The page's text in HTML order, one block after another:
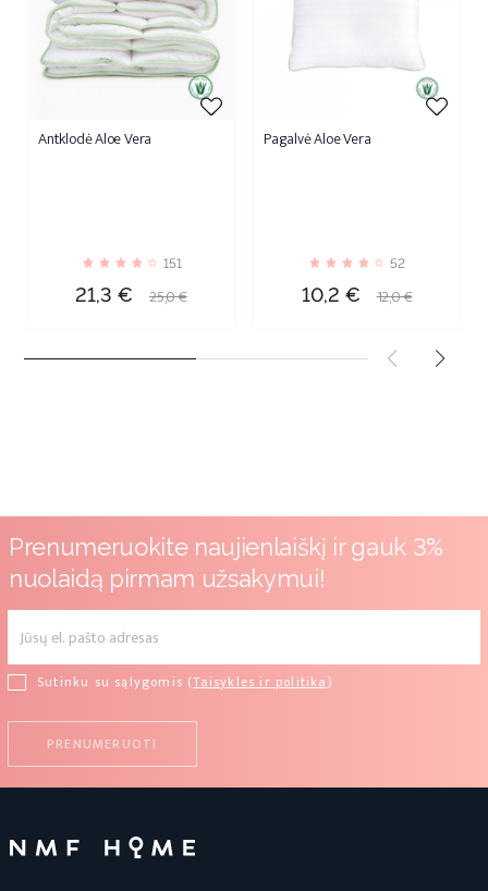
Antklodė Aloe Vera
151
Kaina
21,3 €
Bazinė
25,0 €
Pagalvė Aloe Vera
52
Kaina
10,2 €
Bazinė
12,0 €
Prenumeruokite naujienlaiškį ir gauk 3%
nuolaidą pirmam užsakymui!
Sutinku su sąlygomis (Taisykles ir politika)